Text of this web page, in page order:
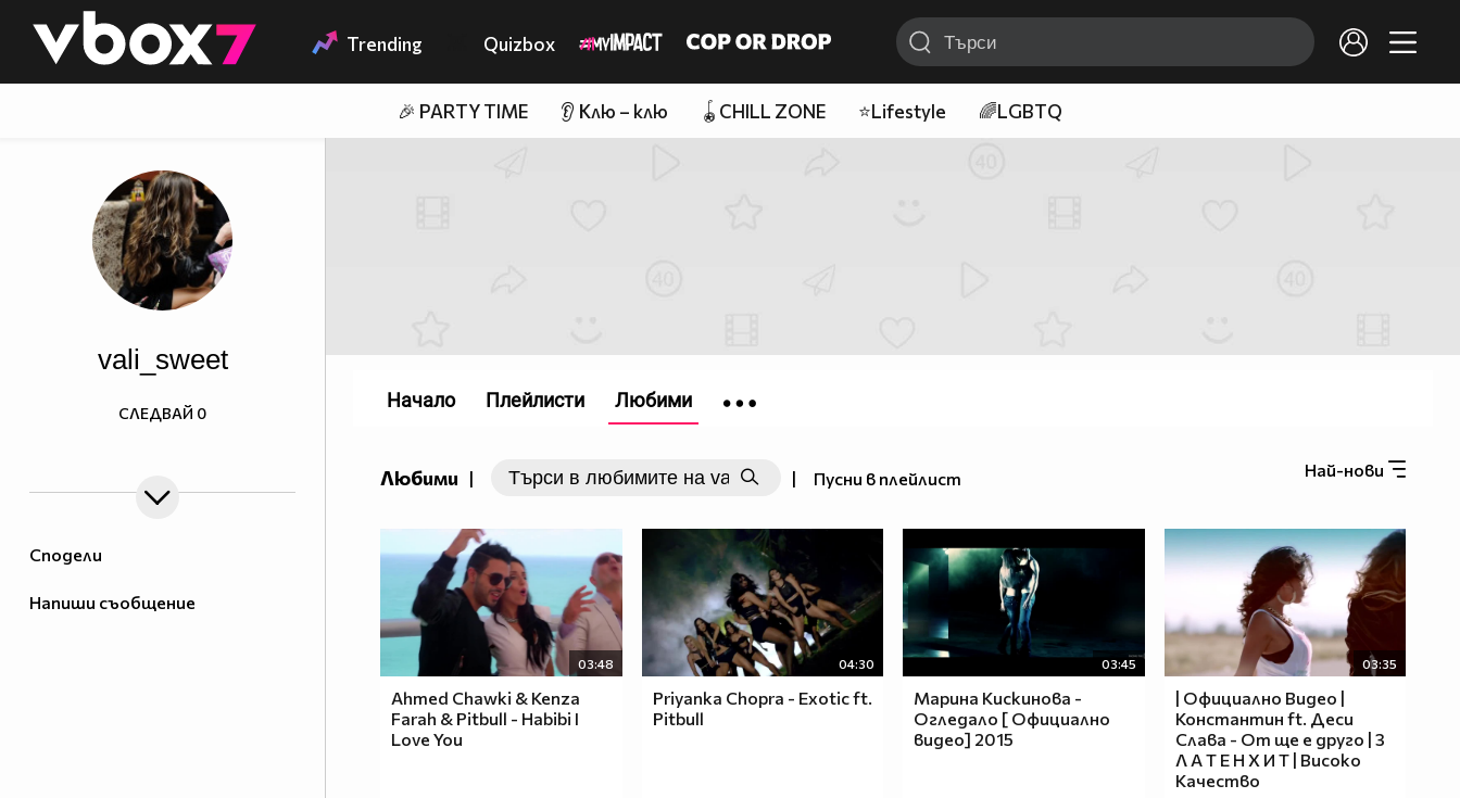
👾 Trending Quizbox
🎉 PARTY TIME 👂 Клю – клю 🪀CHILL ZONE ⭐Lifestyle 🌈LGBTQ
Сподели
Напиши съобщение
vali_sweet
СЛЕДВАЙ 0
Любими | | Пусни в плейлист Най-нови
03:48
Ahmed Chawki & Kenza
Farah & Pitbull - Habibi I
Love You
04:30
Priyanka Chopra - Exotic ft.
Pitbull
03:45
Марина Кискинова -
Огледало [ Официално
видео] 2015
03:35
| Официално Видео |
Константин ft. Деси
Слава - От ще е друго | З
Л А Т Е Н Х И Т | Високо
Качество
Начало Плейлисти Любими